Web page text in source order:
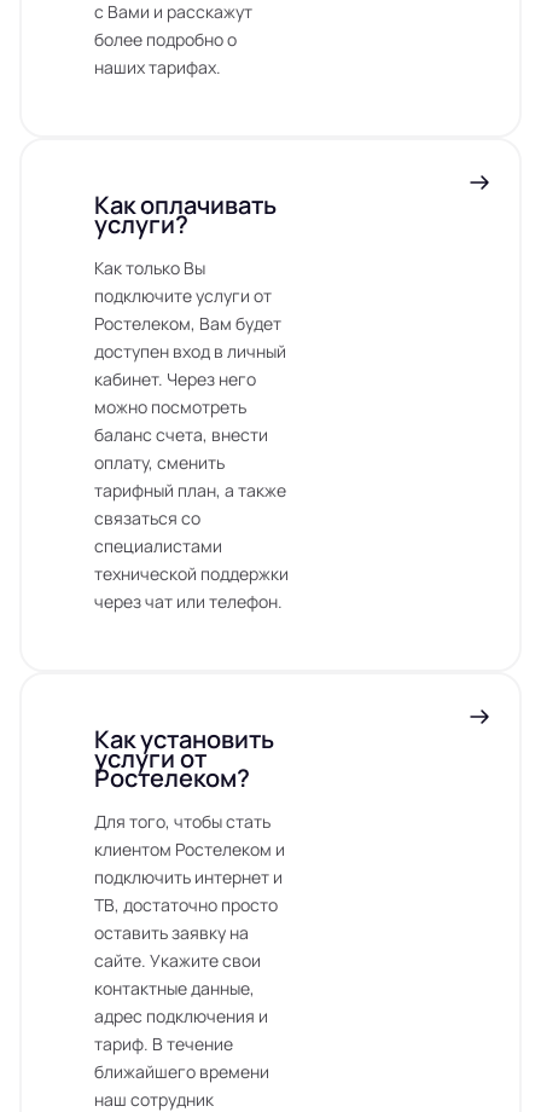
с Вами и расскажут
более подробно о
наших тарифах.
Как оплачивать
услуги?
Как только Вы
подключите услуги от
Ростелеком, Вам будет
доступен вход в личный
кабинет. Через него
можно посмотреть
баланс счета, внести
оплату, сменить
тарифный план, а также
связаться со
специалистами
технической поддержки
через чат или телефон.
Как установить
услуги от
Ростелеком?
Для того, чтобы стать
клиентом Ростелеком и
подключить интернет и
ТВ, достаточно просто
оставить заявку на
сайте. Укажите свои
контактные данные,
адрес подключения и
тариф. В течение
ближайшего времени
наш сотрудник